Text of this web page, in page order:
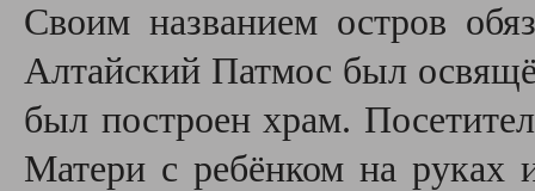
Своим названием остров
Алтайский Патмос был
был построен храм.
Матери с ребёнком на руках